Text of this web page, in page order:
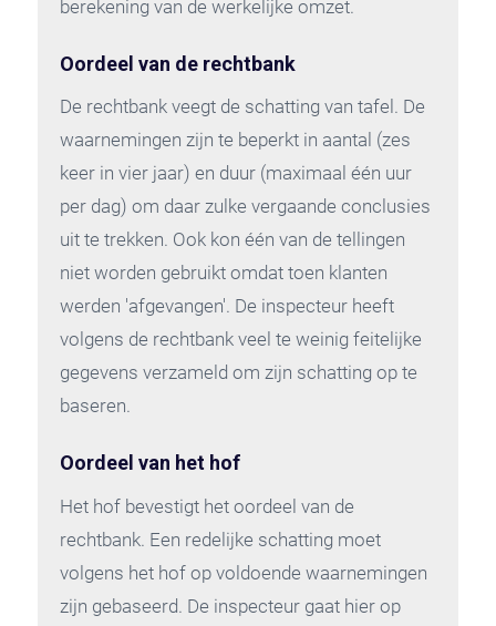
berekening van de werkelijke omzet.
Oordeel van de rechtbank
De rechtbank veegt de schatting van tafel. De
waarnemingen zijn te beperkt in aantal (zes
keer in vier jaar) en duur (maximaal één uur
per dag) om daar zulke vergaande conclusies
uit te trekken. Ook kon één van de tellingen
niet worden gebruikt omdat toen klanten
werden 'afgevangen'. De inspecteur heeft
volgens de rechtbank veel te weinig feitelijke
gegevens verzameld om zijn schatting op te
baseren.
Oordeel van het hof
Het hof bevestigt het oordeel van de
rechtbank. Een redelijke schatting moet
volgens het hof op voldoende waarnemingen
zijn gebaseerd. De inspecteur gaat hier op